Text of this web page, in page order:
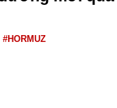
#HORMUZ